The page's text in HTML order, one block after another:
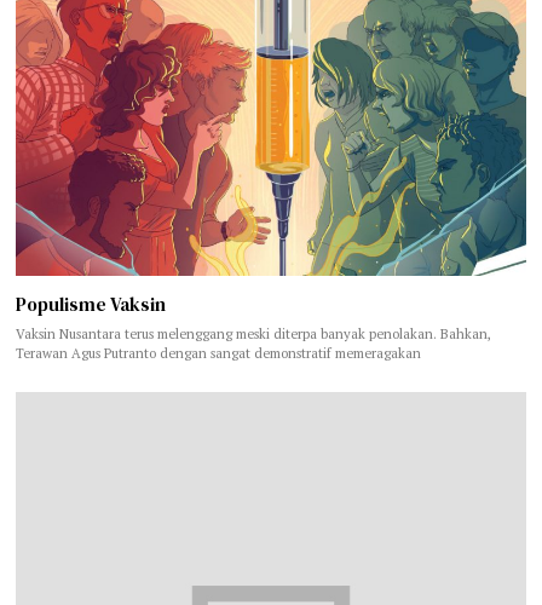
Populisme Vaksin
Vaksin Nusantara terus melenggang meski diterpa banyak penolakan. Bahkan,
Terawan Agus Putranto dengan sangat demonstratif memeragakan